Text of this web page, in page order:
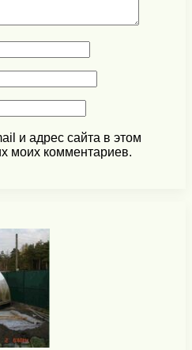
и адрес сайта в этом
моих комментариев.